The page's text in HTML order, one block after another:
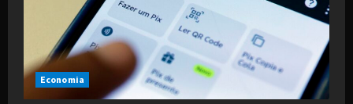
Economia